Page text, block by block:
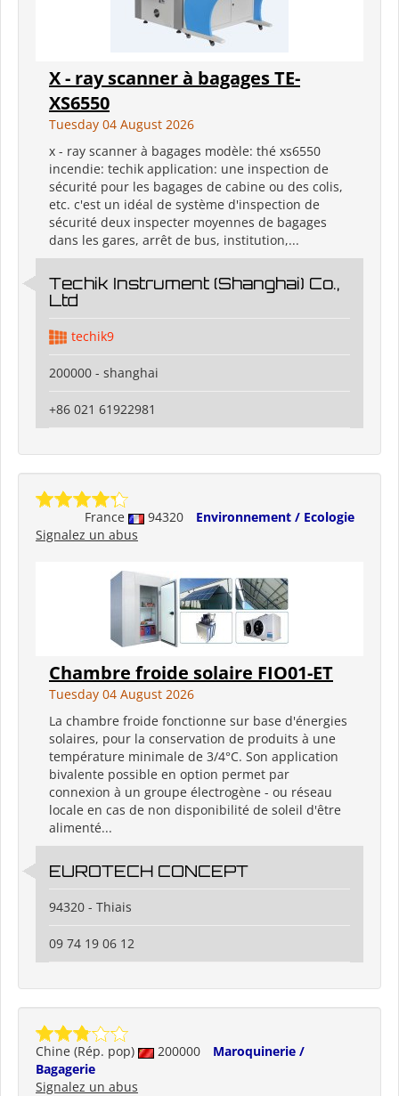
X - ray scanner à bagages TE-
XS6550
Tuesday 04 August 2026
x - ray scanner à bagages modèle: thé xs6550
incendie: techik application: une inspection de
sécurité pour les bagages de cabine ou des colis,
etc. c'est un idéal de système d'inspection de
sécurité deux inspecter moyennes de bagages
dans les gares, arrêt de bus, institution,...
Techik Instrument (Shanghai) Co.,
Ltd
techik9
200000 - shanghai
+86 021 61922981
France 94320
Environnement / Ecologie
Signalez un abus
Chambre froide solaire FIO01-ET
Tuesday 04 August 2026
La chambre froide fonctionne sur base d'énergies
solaires, pour la conservation de produits à une
température minimale de 3/4°C. Son application
bivalente possible en option permet par
connexion à un groupe électrogène - ou réseau
locale en cas de non disponibilité de soleil d'être
alimenté...
EUROTECH CONCEPT
94320 - Thiais
09 74 19 06 12
Chine (Rép. pop) 200000
Maroquinerie /
Bagagerie
Signalez un abus